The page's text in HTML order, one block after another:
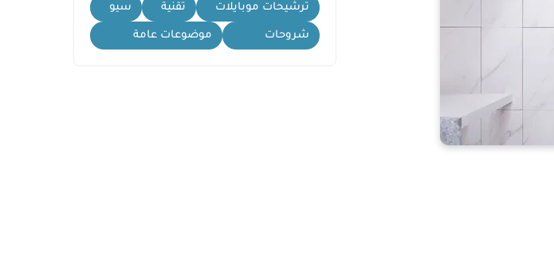
ترشيحات موبايلات تقنية سيو
شروحات موضوعات عامة